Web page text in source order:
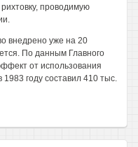
проводимую
внедрено уже на 20
По данным Главного
от использования
1983 году составил 410 тыс.